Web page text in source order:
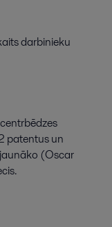
darbinieku
patentus un
(Oscar